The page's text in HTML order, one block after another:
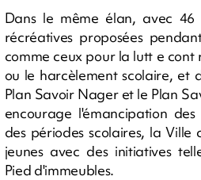
Dans le même élan, avec 46
récréatives proposées
comme ceux pour la lutt e cont
ou le harcèlement scolaire, et
Plan Savoir Nager et le Plan
encourage l'émancipation
des périodes scolaires, la Ville
jeunes avec des initiatives
Pied d'immeubles.